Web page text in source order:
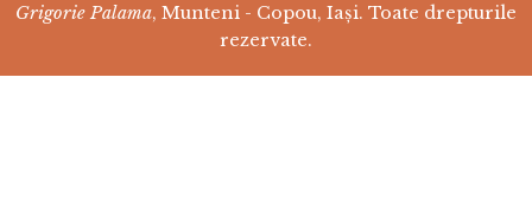
Grigorie Palama, Munteni - Copou, Iași. Toate drepturile
rezervate.